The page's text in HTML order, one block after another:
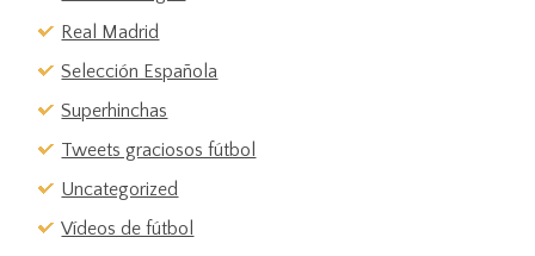
Real Madrid
Selección Española
Superhinchas
Tweets graciosos fútbol
Uncategorized
Vídeos de fútbol